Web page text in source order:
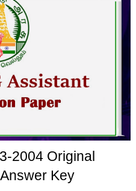
2004 Original
Key